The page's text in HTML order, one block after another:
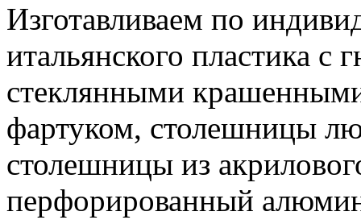
Изготавливаем по
итальянского пластика с
стеклянными
фартуком, столешницы
столешницы из
перфорированный